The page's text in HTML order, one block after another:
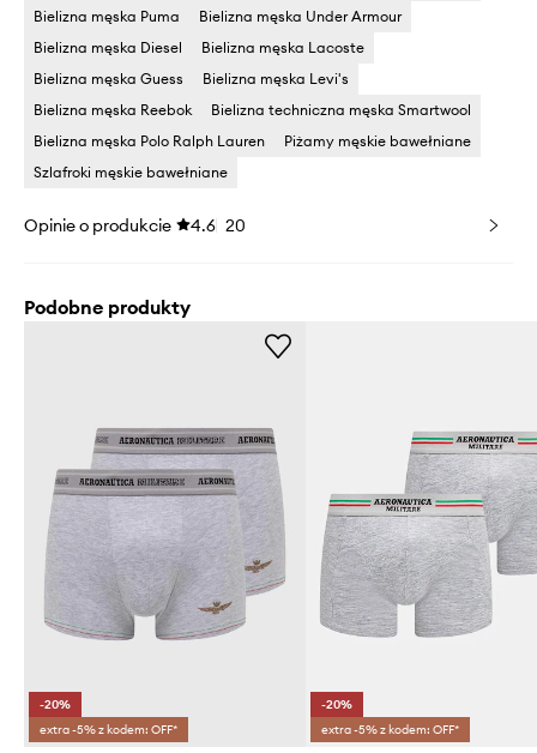
Bielizna męska Puma
Bielizna męska Under Armour
Bielizna męska Diesel
Bielizna męska Lacoste
Bielizna męska Guess
Bielizna męska Levi's
Bielizna męska Reebok
Bielizna techniczna męska Smartwool
Bielizna męska Polo Ralph Lauren
Piżamy męskie bawełniane
Szlafroki męskie bawełniane
Opinie o produkcie 4.6 20
Podobne produkty
-20%
extra -5% z kodem: OFF*
-20%
extra -5% z kodem: OFF*